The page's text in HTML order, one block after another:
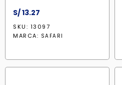
S/13.27
SKU: 13097
MARCA: SAFARI